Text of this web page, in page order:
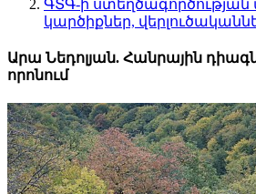
ԳՏԳ-ի ստեղծագործության
կարծիքներ,
Արա Նեդոլյան. Հանրային
որոնում